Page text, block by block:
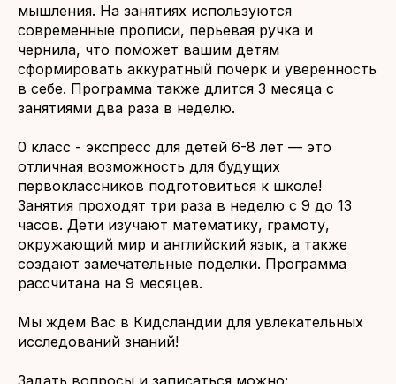
мышления. На занятиях используются
современные прописи, перьевая ручка и
чернила, что поможет вашим детям
сформировать аккуратный почерк и уверенность
в себе. Программа также длится 3 месяца с
занятиями два раза в неделю.
0 класс - экспресс для детей 6-8 лет — это
отличная возможность для будущих
первоклассников подготовиться к школе!
Занятия проходят три раза в неделю с 9 до 13
часов. Дети изучают математику, грамоту,
окружающий мир и английский язык, а также
создают замечательные поделки. Программа
рассчитана на 9 месяцев.
Мы ждем Вас в Кидсландии для увлекательных
исследований знаний!
Задать вопросы и записаться можно: